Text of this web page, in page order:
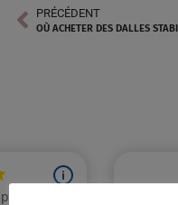
PRÉCÉDENT